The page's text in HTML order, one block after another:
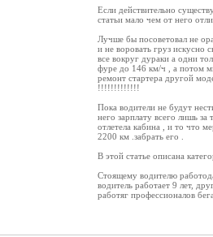
Если действительно
статьи мало чем от него
Лучше бы посоветовал не
и не воровать груз искусно
все вокруг дураки а одни
фуре до 146 км/ч , а потом
ремонт стартера другой
!!!!!!!!!!!!!
Пока водители не будут
него зарплату всего лишь
отлетела кабина , и то что
2200 км .забрать его .
В этой статье описана
Стоящему водителю
водитель работает 9 лет,
работяг профессионалов